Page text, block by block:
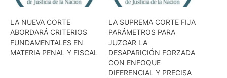
LA NUEVA CORTE
ABORDARÁ CRITERIOS
FUNDAMENTALES EN
MATERIA PENAL Y FISCAL
LA SUPREMA CORTE FIJA
PARÁMETROS PARA
JUZGAR LA
DESAPARICIÓN FORZADA
CON ENFOQUE
DIFERENCIAL Y PRECISA